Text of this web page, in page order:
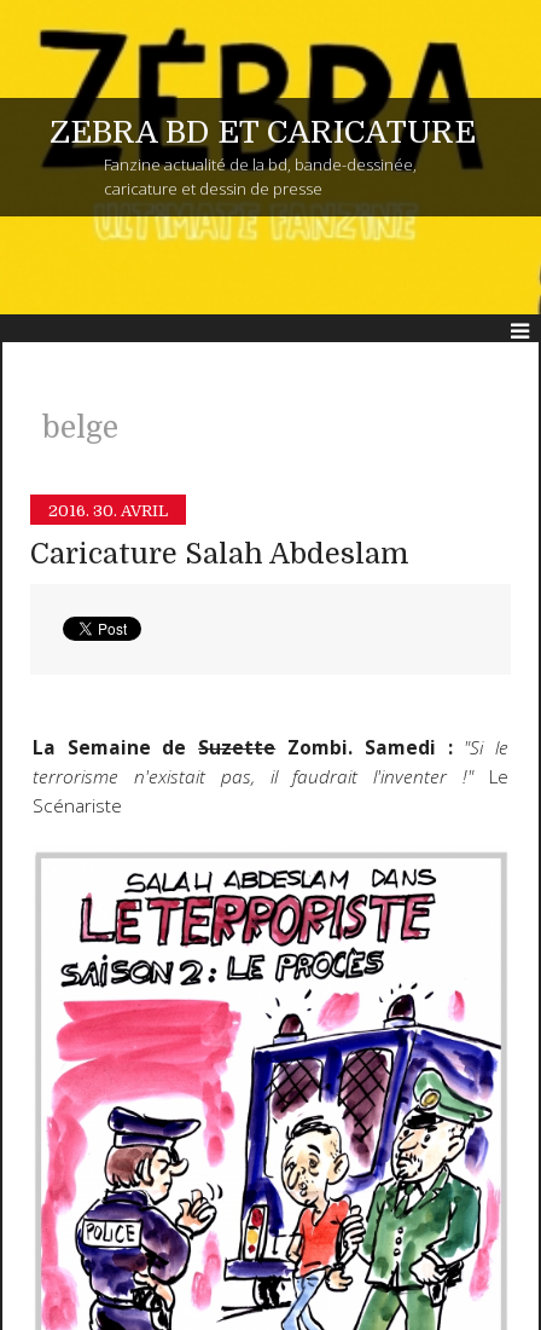
ZEBRA BD ET CARICATURE
Fanzine actualité de la bd, bande-dessinée,
caricature et dessin de presse
belge
2016. 30. AVRIL
Caricature Salah Abdeslam
La Semaine deSuzetteZombi. Samedi : "Si le
terrorisme n'existait pas, il faudrait l'inventer !"Le
Scénariste